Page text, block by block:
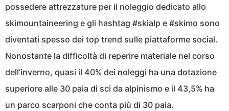
possedere attrezzature per il noleggio dedicato allo
skimountaineering e gli hashtag #skialp e #skimo sono
diventati spesso dei top trend sulle piattaforme social.
Nonostante la difficoltà di reperire materiale nel corso
dell’inverno, quasi il 40% dei noleggi ha una dotazione
superiore alle 30 paia di sci da alpinismo e il 43,5% ha
un parco scarponi che conta più di 30 paia.